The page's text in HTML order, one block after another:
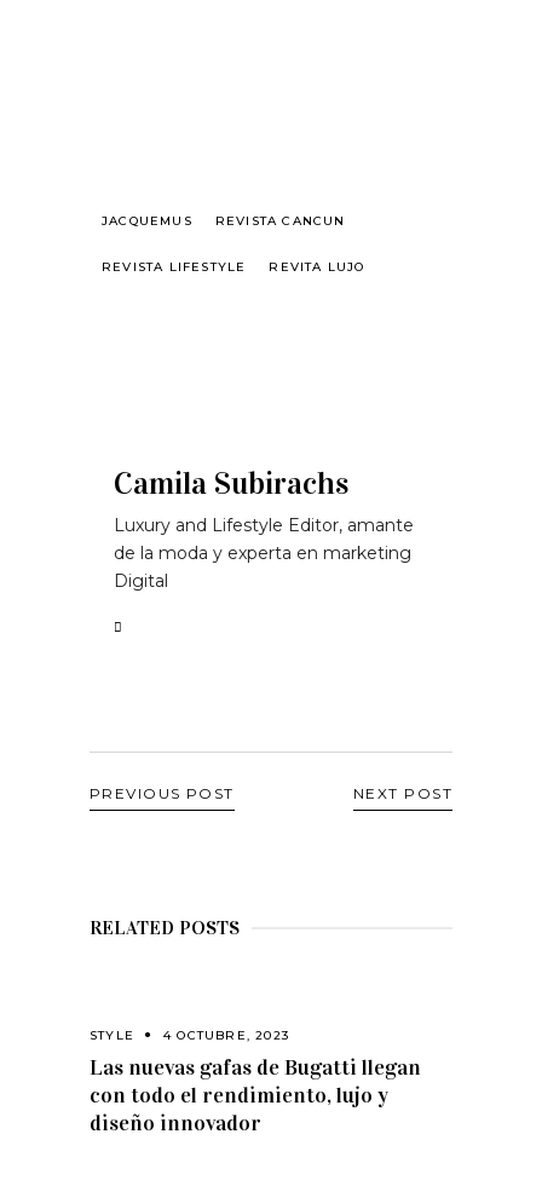
JACQUEMUS REVISTA CANCUN
REVISTA LIFESTYLE REVITA LUJO
Camila Subirachs
Luxury and Lifestyle Editor, amante
de la moda y experta en marketing
Digital
PREVIOUS POST NEXT POST
RELATED POSTS
STYLE 4 OCTUBRE, 2023
Las nuevas gafas de Bugatti llegan
con todo el rendimiento, lujo y
diseño innovador